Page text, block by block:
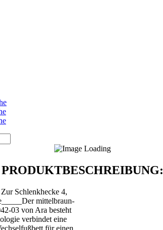
PRODUKTBESCHREIBUNG:
Schlenkhecke 4,
mittelbraun-
03 von Ara besteht
verbindet eine
für einen